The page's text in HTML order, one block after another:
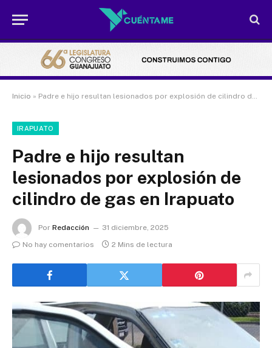
Inicio » Padre e hijo resultan lesionados por explosión de cilindro de gas en Irapuato
IRAPUATO
Padre e hijo resultan
lesionados por explosión de
cilindro de gas en Irapuato
Por Redacción
31 diciembre, 2025
No hay comentarios
2 Mins de lectura